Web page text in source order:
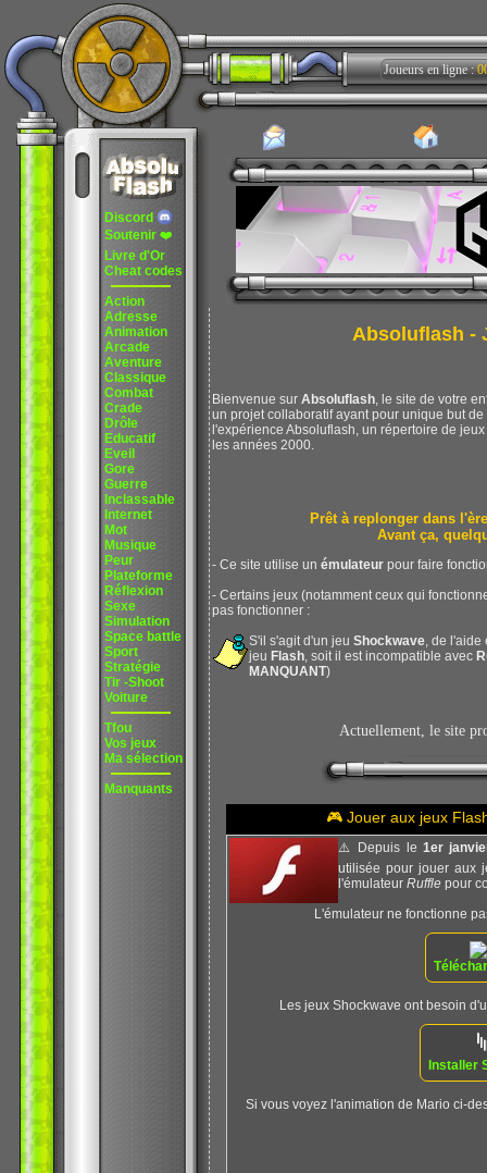
Discord
Soutenir ❤️
Livre d'Or
Cheat codes
Action
Adresse
Animation
Arcade
Aventure
Classique
Combat
Crade
Drôle
Educatif
Eveil
Gore
Guerre
Inclassable
Internet
Mot
Musique
Peur
Plateforme
Réflexion
Sexe
Simulation
Space battle
Sport
Stratégie
Tir -Shoot
Voiture
Tfou
Vos jeux
Ma sélection
Manquants
Joueurs en ligne :
Absoluflash -
Bienvenue sur Absoluflash , le site de votre
un projet collaboratif ayant pour unique but
l'expérience Absoluflash, un répertoire de
les années 2000.
Prêt à replonger dans
Avant ça,
- Ce site utilise un émulateur pour faire
- Certains jeux (notamment ceux qui
pas fonctionner :
S'il s'agit d'un jeu Shockwave , de
jeu Flash , soit il est incompatible avec
MANQUANT)
Actuellement, le site
🎮 Jouer aux jeux
⚠️ Depuis le 1er
utilisée pour jouer aux
l'émulateur Ruffle pour
L'émulateur ne fonctionne
Les jeux Shockwave ont besoin
Installer
Si vous voyez l'animation de Mario ci-